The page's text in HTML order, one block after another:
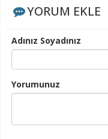
YORUM EKLE
Adınız Soyadınız
Yorumunuz